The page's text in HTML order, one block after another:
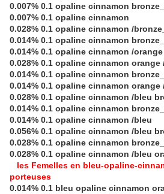
0.007% 0.1 opaline cinnamon
0.007% 0.1 opaline cinnamon
0.028% 0.1 opaline cinnamon /
0.014% 0.1 opaline cinnamon
0.014% 0.1 opaline cinnamon /orange
0.028% 0.1 opaline cinnamon
0.014% 0.1 opaline cinnamon
0.014% 0.1 opaline cinnamon orange
0.028% 0.1 opaline cinnamon /bleu
0.014% 0.1 opaline cinnamon
0.014% 0.1 opaline cinnamon /bleu
0.056% 0.1 opaline cinnamon /bleu
0.028% 0.1 opaline cinnamon
0.028% 0.1 opaline cinnamon /bleu
les Femelles en bleu-opaline-
porteuses
0.014% 0.1 bleu opaline cinnamon